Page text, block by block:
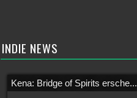
INDIE NEWS
Kena: Bridge of Spirits ersche...